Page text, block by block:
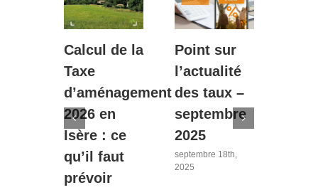
Calcul de la
Taxe
d’aménagement
2026 en
Isère : ce
qu’il faut
prévoir
Point sur
l’actualité
des taux –
septembre
2025
septembre 18th,
2025